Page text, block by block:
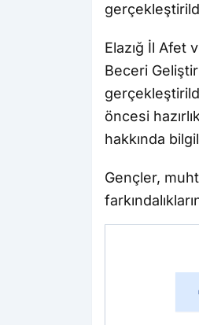
Elazığ İl Afet
Beceri
öncesi
hakkında
Gençler,